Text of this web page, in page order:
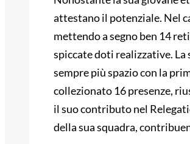
attestano il potenziale. Nel
mettendo a segno ben 14
spiccate doti realizzative.
sempre più spazio con la
collezionato 16 presenze,
il suo contributo nel
della sua squadra,